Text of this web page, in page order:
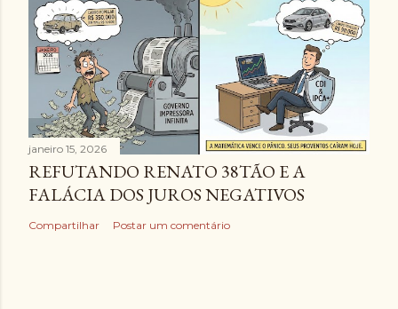
janeiro 15, 2026
REFUTANDO RENATO 38TÃO E A
FALÁCIA DOS JUROS NEGATIVOS
Compartilhar Postar um comentário